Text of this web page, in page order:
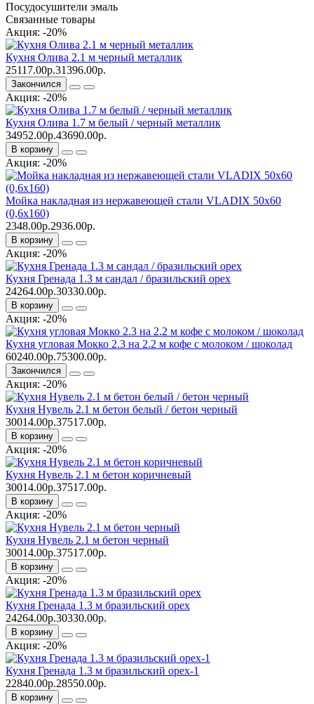
Посудосушители эмаль
Связанные товары
Акция: -20%
Кухня Олива 2.1 м черный металлик
25117.00р.31396.00р.
Закончился
Акция: -20%
Кухня Олива 1.7 м белый / черный металлик
34952.00р.43690.00р.
В корзину
Акция: -20%
Мойка накладная из нержавеющей стали VLADIX 50х60
(0,6х160)
2348.00р.2936.00р.
В корзину
Акция: -20%
Кухня Гренада 1.3 м сандал / бразильский орех
24264.00р.30330.00р.
В корзину
Акция: -20%
Кухня угловая Мокко 2.3 на 2.2 м кофе с молоком / шоколад
60240.00р.75300.00р.
Закончился
Акция: -20%
Кухня Нувель 2.1 м бетон белый / бетон черный
30014.00р.37517.00р.
В корзину
Акция: -20%
Кухня Нувель 2.1 м бетон коричневый
30014.00р.37517.00р.
В корзину
Акция: -20%
Кухня Нувель 2.1 м бетон черный
30014.00р.37517.00р.
В корзину
Акция: -20%
Кухня Гренада 1.3 м бразильский орех
24264.00р.30330.00р.
В корзину
Акция: -20%
Кухня Гренада 1.3 м бразильский орех-1
22840.00р.28550.00р.
В корзину